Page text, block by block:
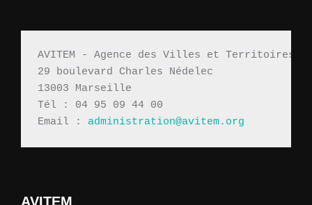
AVITEM - Agence des Villes et Territoires
29 boulevard Charles Nédelec
13003 Marseille
Tél : 04 95 09 44 00
Email : administration@avitem.org
AVITEM